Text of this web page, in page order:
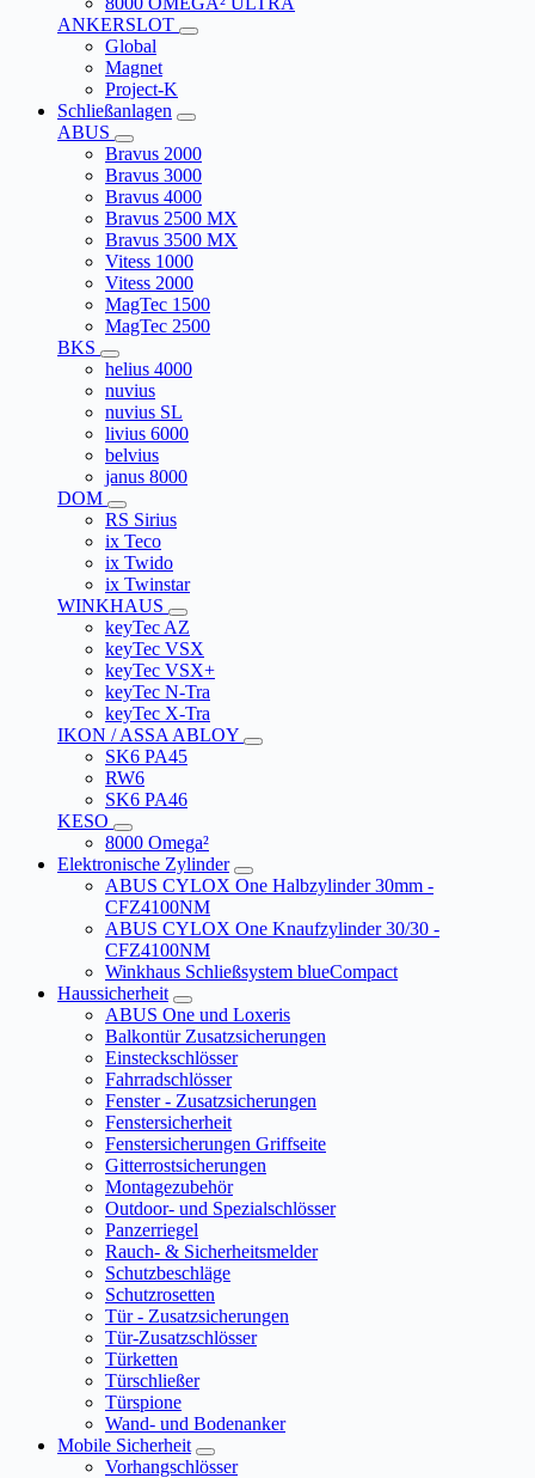
ANKERSLOT
Global
Magnet
Project-K
Schließanlagen
ABUS
Bravus 2000
Bravus 3000
Bravus 4000
Bravus 2500 MX
Bravus 3500 MX
Vitess 1000
Vitess 2000
MagTec 1500
MagTec 2500
BKS
helius 4000
nuvius
nuvius SL
livius 6000
belvius
janus 8000
DOM
RS Sirius
ix Teco
ix Twido
ix Twinstar
WINKHAUS
keyTec AZ
keyTec VSX
keyTec VSX+
keyTec N-Tra
keyTec X-Tra
IKON / ASSA ABLOY
SK6 PA45
RW6
SK6 PA46
KESO
8000 Omega²
Elektronische Zylinder
ABUS CYLOX One Halbzylinder 30mm -
CFZ4100NM
ABUS CYLOX One Knaufzylinder 30/30 -
CFZ4100NM
Winkhaus Schließsystem blueCompact
Haussicherheit
ABUS One und Loxeris
Balkontür Zusatzsicherungen
Einsteckschlösser
Fahrradschlösser
Fenster - Zusatzsicherungen
Fenstersicherheit
Fenstersicherungen Griffseite
Gitterrostsicherungen
Montagezubehör
Outdoor- und Spezialschlösser
Panzerriegel
Rauch- & Sicherheitsmelder
Schutzbeschläge
Schutzrosetten
Tür - Zusatzsicherungen
Tür-Zusatzschlösser
Türketten
Türschließer
Türspione
Wand- und Bodenanker
Mobile Sicherheit
Vorhangschlösser